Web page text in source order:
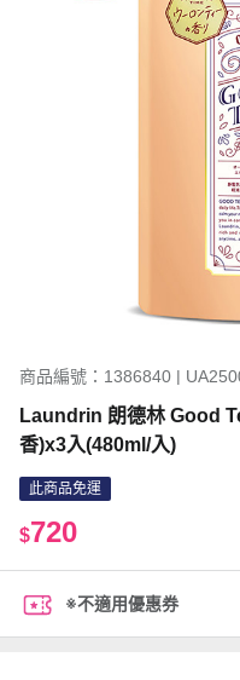
商品編號：1386840 |
Laundrin 朗德林 Good
香)x3入(480ml/入)
此商品免運
$720
※不適用優惠券